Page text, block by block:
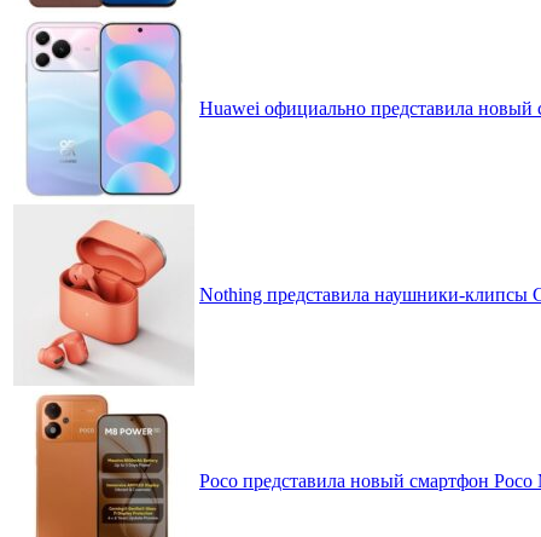
Huawei официально представила
Nothing представила наушники-клипсы
Poco представила новый смартфон